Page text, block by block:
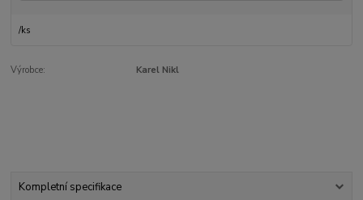
/ks
Výrobce: Karel Nikl
Kompletní specifikace